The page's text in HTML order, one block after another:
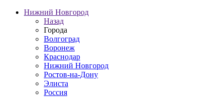
Нижний Новгород
Назад
Города
Волгоград
Воронеж
Краснодар
Нижний Новгород
Ростов-на-Дону
Элиста
Россия